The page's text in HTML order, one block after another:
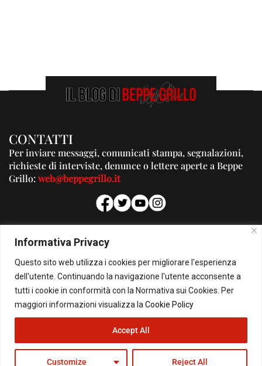
Informativa Privacy
Questo sito web utilizza i cookies per migliorare l'esperienza
dell'utente. Continuando la navigazione l'utente acconsente a
tutti i cookie in conformità con la Normativa sui Cookies. Per
maggiori informazioni visualizza la Cookie Policy
Customize Reject All
Accept All
CONTATTI
Per inviare messaggi, comunicati stampa, segnalazioni,
richieste di interviste, denunce o lettere aperte a Beppe
Grillo:web@beppegrillo.it
PUBBLICITA'
Per la tua pubblicità su questo Blog:
pubblicita@beppegrillo.it
© Copyright 2026 - Il Blog di Beppe Grillo. All Rights Reserved - Powered by
happygrafic.com